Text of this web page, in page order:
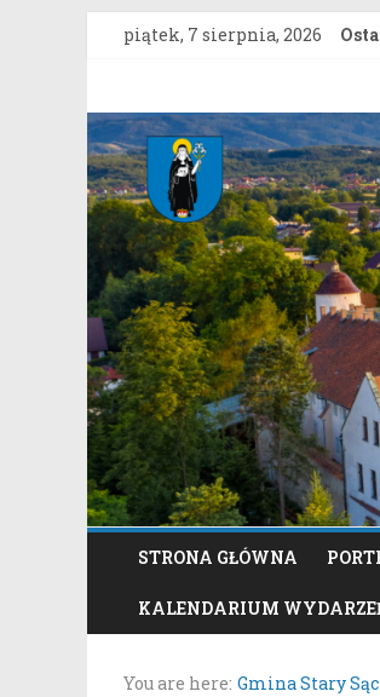
Przejdź
piątek, 7 sierpnia, 2026
Gmina
Stary
Sącz
Portal
samorządowy
Gminy
Stary
Sącz
STRONA GŁÓWNA
KALENDARIUM
You are here: Gmina Stary